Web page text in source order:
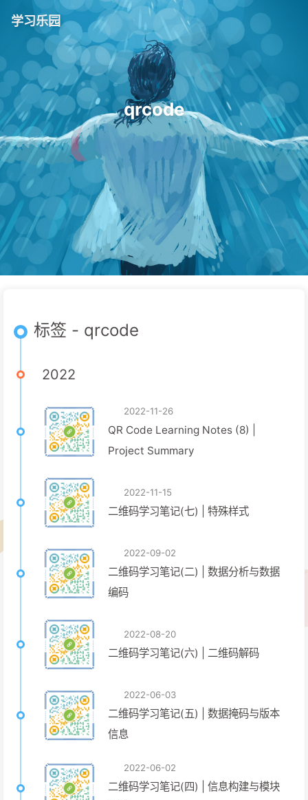
学习乐园
qrcode
标签 - qrcode
2022
2022-11-26
QR Code Learning Notes (8) |
Project Summary
2022-11-15
二维码学习笔记(七) | 特殊样式
2022-09-02
二维码学习笔记(二) | 数据分析与数据
编码
2022-08-20
二维码学习笔记(六) | 二维码解码
2022-06-03
二维码学习笔记(五) | 数据掩码与版本
信息
2022-06-02
二维码学习笔记(四) | 信息构建与模块